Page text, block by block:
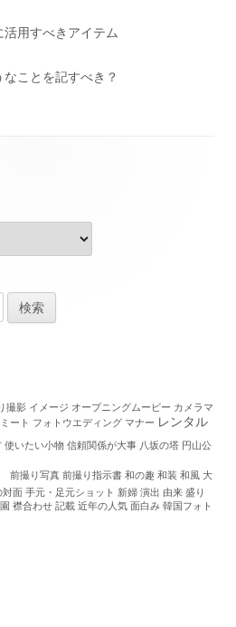
用すべきアイテム
ことを記すべき？
撮影 イメージ オープニングムービー カメラマ
ート フォトウエディング マナー レンタル
使いたい小物 信頼関係が大事 八坂の塔 円山公
前撮り写真 前撮り指示書 和の趣 和装 和風 大
対面 手元・足元ショット 新婦 演出 由来 盛り
襟合わせ 記載 近年の人気 面白み 韓国フォト